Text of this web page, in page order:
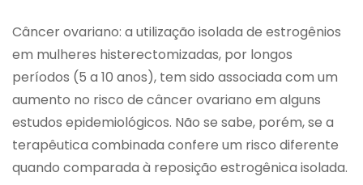
Câncer ovariano: a utilização isolada de estrogênios
em mulheres histerectomizadas, por longos
períodos (5 a 10 anos), tem sido associada com um
aumento no risco de câncer ovariano em alguns
estudos epidemiológicos. Não se sabe, porém, se a
terapêutica combinada confere um risco diferente
quando comparada à reposição estrogênica isolada.